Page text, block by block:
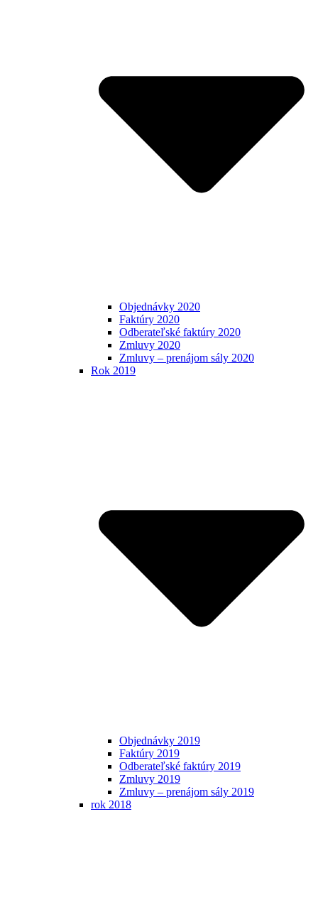
Objednávky 2020
Faktúry 2020
Odberateľské faktúry 2020
Zmluvy 2020
Zmluvy – prenájom sály 2020
Rok 2019
Objednávky 2019
Faktúry 2019
Odberateľské faktúry 2019
Zmluvy 2019
Zmluvy – prenájom sály 2019
rok 2018